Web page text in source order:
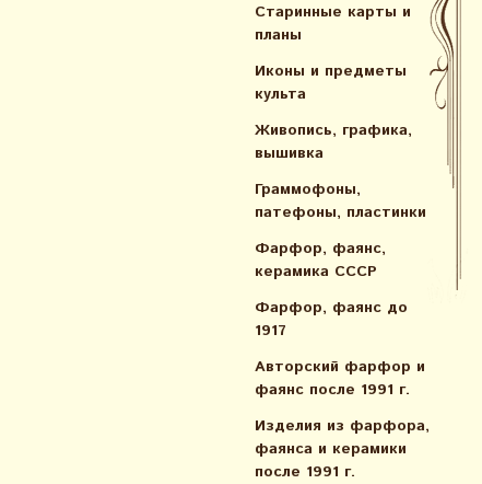
Старинные карты и
планы
Иконы и предметы
культа
Живопись, графика,
вышивка
Граммофоны,
патефоны, пластинки
Фарфор, фаянс,
керамика СССР
Фарфор, фаянс до
1917
Авторский фарфор и
фаянс после 1991 г.
Изделия из фарфора,
фаянса и керамики
после 1991 г.